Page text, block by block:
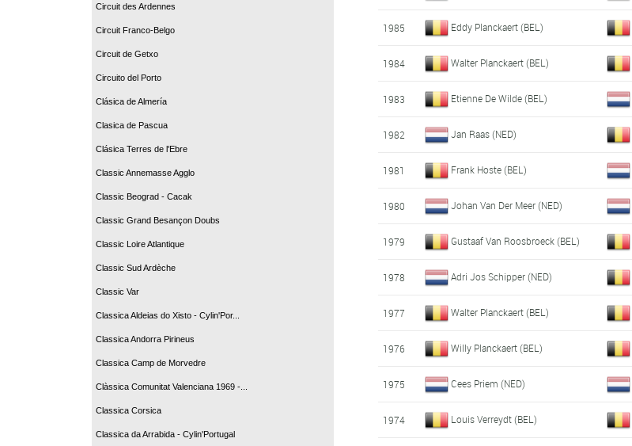
Circuit des Ardennes
Circuit Franco-Belgo
Circuit de Getxo
Circuito del Porto
Clásica de Almería
Clasica de Pascua
Clásica Terres de l'Ebre
Classic Annemasse Agglo
Classic Beograd - Cacak
Classic Grand Besançon Doubs
Classic Loire Atlantique
Classic Sud Ardèche
Classic Var
Classica Aldeias do Xisto - Cylin'Por...
Classica Andorra Pirineus
Classica Camp de Morvedre
Clàssica Comunitat Valenciana 1969 -...
Classica Corsica
Classica da Arrabida - Cylin'Portugal
1985 Eddy Planckaert (BEL)
1984 Walter Planckaert (BEL)
1983 Etienne De Wilde (BEL)
1982 Jan Raas (NED)
1981 Frank Hoste (BEL)
1980 Johan Van Der Meer (NED)
1979 Gustaaf Van Roosbroeck (BEL)
1978 Adri Jos Schipper (NED)
1977 Walter Planckaert (BEL)
1976 Willy Planckaert (BEL)
1975 Cees Priem (NED)
1974 Louis Verreydt (BEL)